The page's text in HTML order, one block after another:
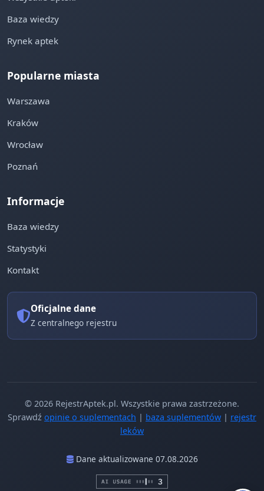
Baza wiedzy
Rynek aptek
Popularne miasta
Warszawa
Kraków
Wrocław
Poznań
Informacje
Baza wiedzy
Statystyki
Kontakt
Oficjalne dane
Z centralnego rejestru
© 2026 RejestrAptek.pl. Wszystkie prawa zastrzeżone.
Sprawdź opinie o suplementach | baza suplementów | rejestr
leków
Dane aktualizowane 07.08.2026